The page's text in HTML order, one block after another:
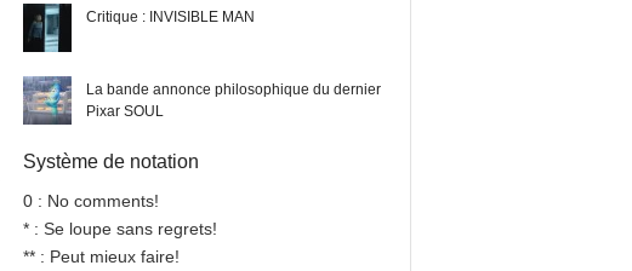
Critique : INVISIBLE MAN
La bande annonce philosophique du dernier
Pixar SOUL
Système de notation
0 : No comments!
* : Se loupe sans regrets!
** : Peut mieux faire!